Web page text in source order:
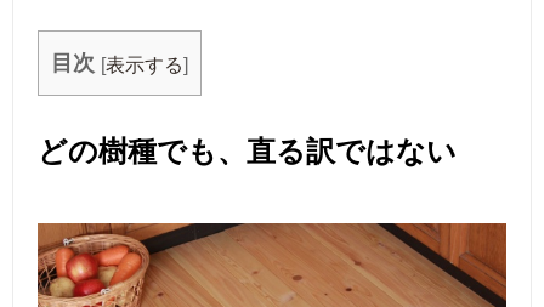
目次 [表示する]
どの樹種でも、直る訳ではない